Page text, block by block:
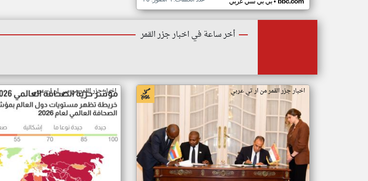
أخر ساعة في اخبار جزر القمر
اخبار جزر القمر من ار تي عربي اخبار جزر القمر من سي ان ان عربي